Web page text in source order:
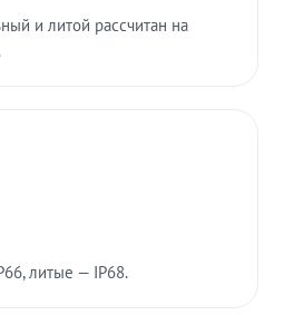
и литой рассчитан на
литые — IP68.